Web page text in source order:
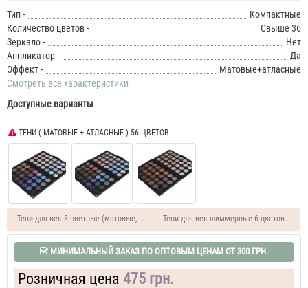
Тип -
Компактные
Количество цветов -
Свыше 36
Зеркало -
Нет
Аппликатор -
Да
Эффект -
Матовые+атласные
Смотреть все характеристики
Доступные варианты
ТЕНИ ( МАТОВЫЕ + АТЛАСНЫЕ ) 56-ЦВЕТОВ
Тени для век 3-цветные (матовые, атласные, перламутровые) Lorina
Тени для век шиммерные 6 цветов Lorina
МИНИМАЛЬНЫЙ ЗАКАЗ ПО ОПТОВЫМ ЦЕНАМ ОТ 300 ГРН.
Розничная цена 475 грн.